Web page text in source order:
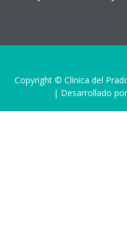
Copyright © Clínica del
| Desarrollado